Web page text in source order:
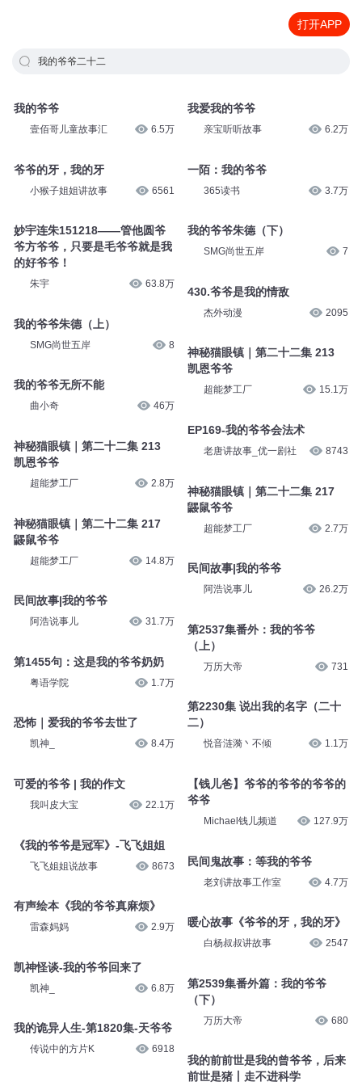
打开APP
我的爷爷二十二
我的爷爷
壹佰哥儿童故事汇 6.5万
爷爷的牙，我的牙
小猴子姐姐讲故事 6561
妙宇连朱151218——管他圆爷
爷方爷爷，只要是毛爷爷就是我
的好爷爷！
朱宇 63.8万
我的爷爷朱德（上）
SMG尚世五岸 8
我的爷爷无所不能
曲小奇 46万
神秘猫眼镇｜第二十二集 213
凯恩爷爷
超能梦工厂 2.8万
神秘猫眼镇｜第二十二集 217
鼹鼠爷爷
超能梦工厂 14.8万
民间故事|我的爷爷
阿浩说事儿 31.7万
第1455句：这是我的爷爷奶奶
粤语学院 1.7万
恐怖｜爱我的爷爷去世了
凯神_ 8.4万
可爱的爷爷 | 我的作文
我叫皮大宝 22.1万
《我的爷爷是冠军》-飞飞姐姐
飞飞姐姐说故事 8673
有声绘本《我的爷爷真麻烦》
雷森妈妈 2.9万
凯神怪谈-我的爷爷回来了
凯神_ 6.8万
我的诡异人生-第1820集-天爷爷
传说中的方片K 6918
我爱我的爷爷
亲宝听听故事 6.2万
一陌：我的爷爷
365读书 3.7万
我的爷爷朱德（下）
SMG尚世五岸 7
430.爷爷是我的情敌
杰外动漫 2095
神秘猫眼镇｜第二十二集 213
凯恩爷爷
超能梦工厂 15.1万
EP169-我的爷爷会法术
老唐讲故事_优一剧社 8743
神秘猫眼镇｜第二十二集 217
鼹鼠爷爷
超能梦工厂 2.7万
民间故事|我的爷爷
阿浩说事儿 26.2万
第2537集番外：我的爷爷
（上）
万历大帝 731
第2230集 说出我的名字（二十
二）
悦音涟漪丶不倾 1.1万
【钱儿爸】爷爷的爷爷的爷爷的
爷爷
Michael钱儿频道 127.9万
民间鬼故事：等我的爷爷
老刘讲故事工作室 4.7万
暖心故事《爷爷的牙，我的牙》
白杨叔叔讲故事 2547
第2539集番外篇：我的爷爷
（下）
万历大帝 680
我的前前世是我的曾爷爷，后来
前世是猪丨走不进科学